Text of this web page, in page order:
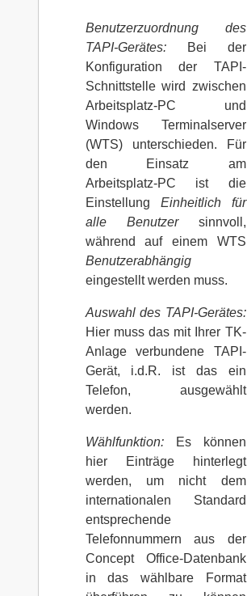
Benutzerzuordnung des
TAPI-Gerätes:Bei der
Konfiguration der TAPI-
Schnittstelle wird zwischen
Arbeitsplatz-PC und
Windows Terminalserver
(WTS) unterschieden. Für
den Einsatz am
Arbeitsplatz-PC ist die
Einstellung Einheitlich für
alle Benutzersinnvoll,
während auf einem WTS
Benutzerabhängig
eingestellt werden muss.
Auswahl des TAPI-Gerätes:
Hier muss das mit Ihrer TK-
Anlage verbundene TAPI-
Gerät, i.d.R. ist das ein
Telefon, ausgewählt
werden.
Wählfunktion:Es können
hier Einträge hinterlegt
werden, um nicht dem
internationalen Standard
entsprechende
Telefonnummern aus der
Concept Office-Datenbank
in das wählbare Format